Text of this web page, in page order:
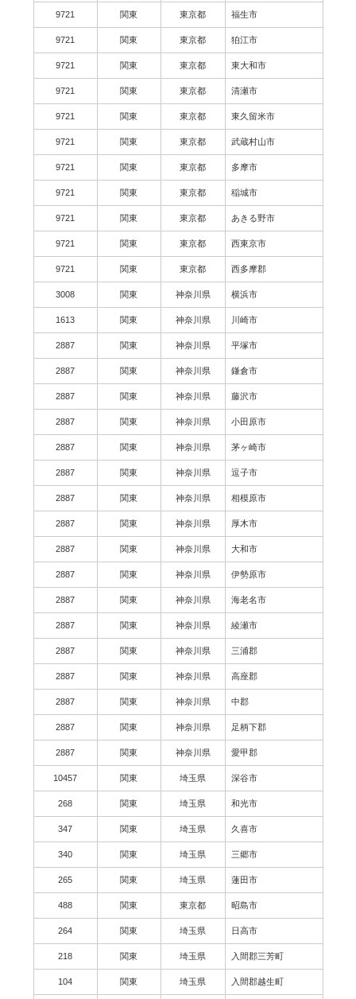
9721 関東 東京都 福生市
9721 関東 東京都 狛江市
9721 関東 東京都 東大和市
9721 関東 東京都 清瀬市
9721 関東 東京都 東久留米市
9721 関東 東京都 武蔵村山市
9721 関東 東京都 多摩市
9721 関東 東京都 稲城市
9721 関東 東京都 あきる野市
9721 関東 東京都 西東京市
9721 関東 東京都 西多摩郡
3008 関東 神奈川県 横浜市
1613 関東 神奈川県 川崎市
2887 関東 神奈川県 平塚市
2887 関東 神奈川県 鎌倉市
2887 関東 神奈川県 藤沢市
2887 関東 神奈川県 小田原市
2887 関東 神奈川県 茅ヶ崎市
2887 関東 神奈川県 逗子市
2887 関東 神奈川県 相模原市
2887 関東 神奈川県 厚木市
2887 関東 神奈川県 大和市
2887 関東 神奈川県 伊勢原市
2887 関東 神奈川県 海老名市
2887 関東 神奈川県 綾瀬市
2887 関東 神奈川県 三浦郡
2887 関東 神奈川県 高座郡
2887 関東 神奈川県 中郡
2887 関東 神奈川県 足柄下郡
2887 関東 神奈川県 愛甲郡
10457 関東 埼玉県 深谷市
268 関東 埼玉県 和光市
347 関東 埼玉県 久喜市
340 関東 埼玉県 三郷市
265 関東 埼玉県 蓮田市
488 関東 東京都 昭島市
264 関東 埼玉県 日高市
218 関東 埼玉県 入間郡三芳町
104 関東 埼玉県 入間郡越生町